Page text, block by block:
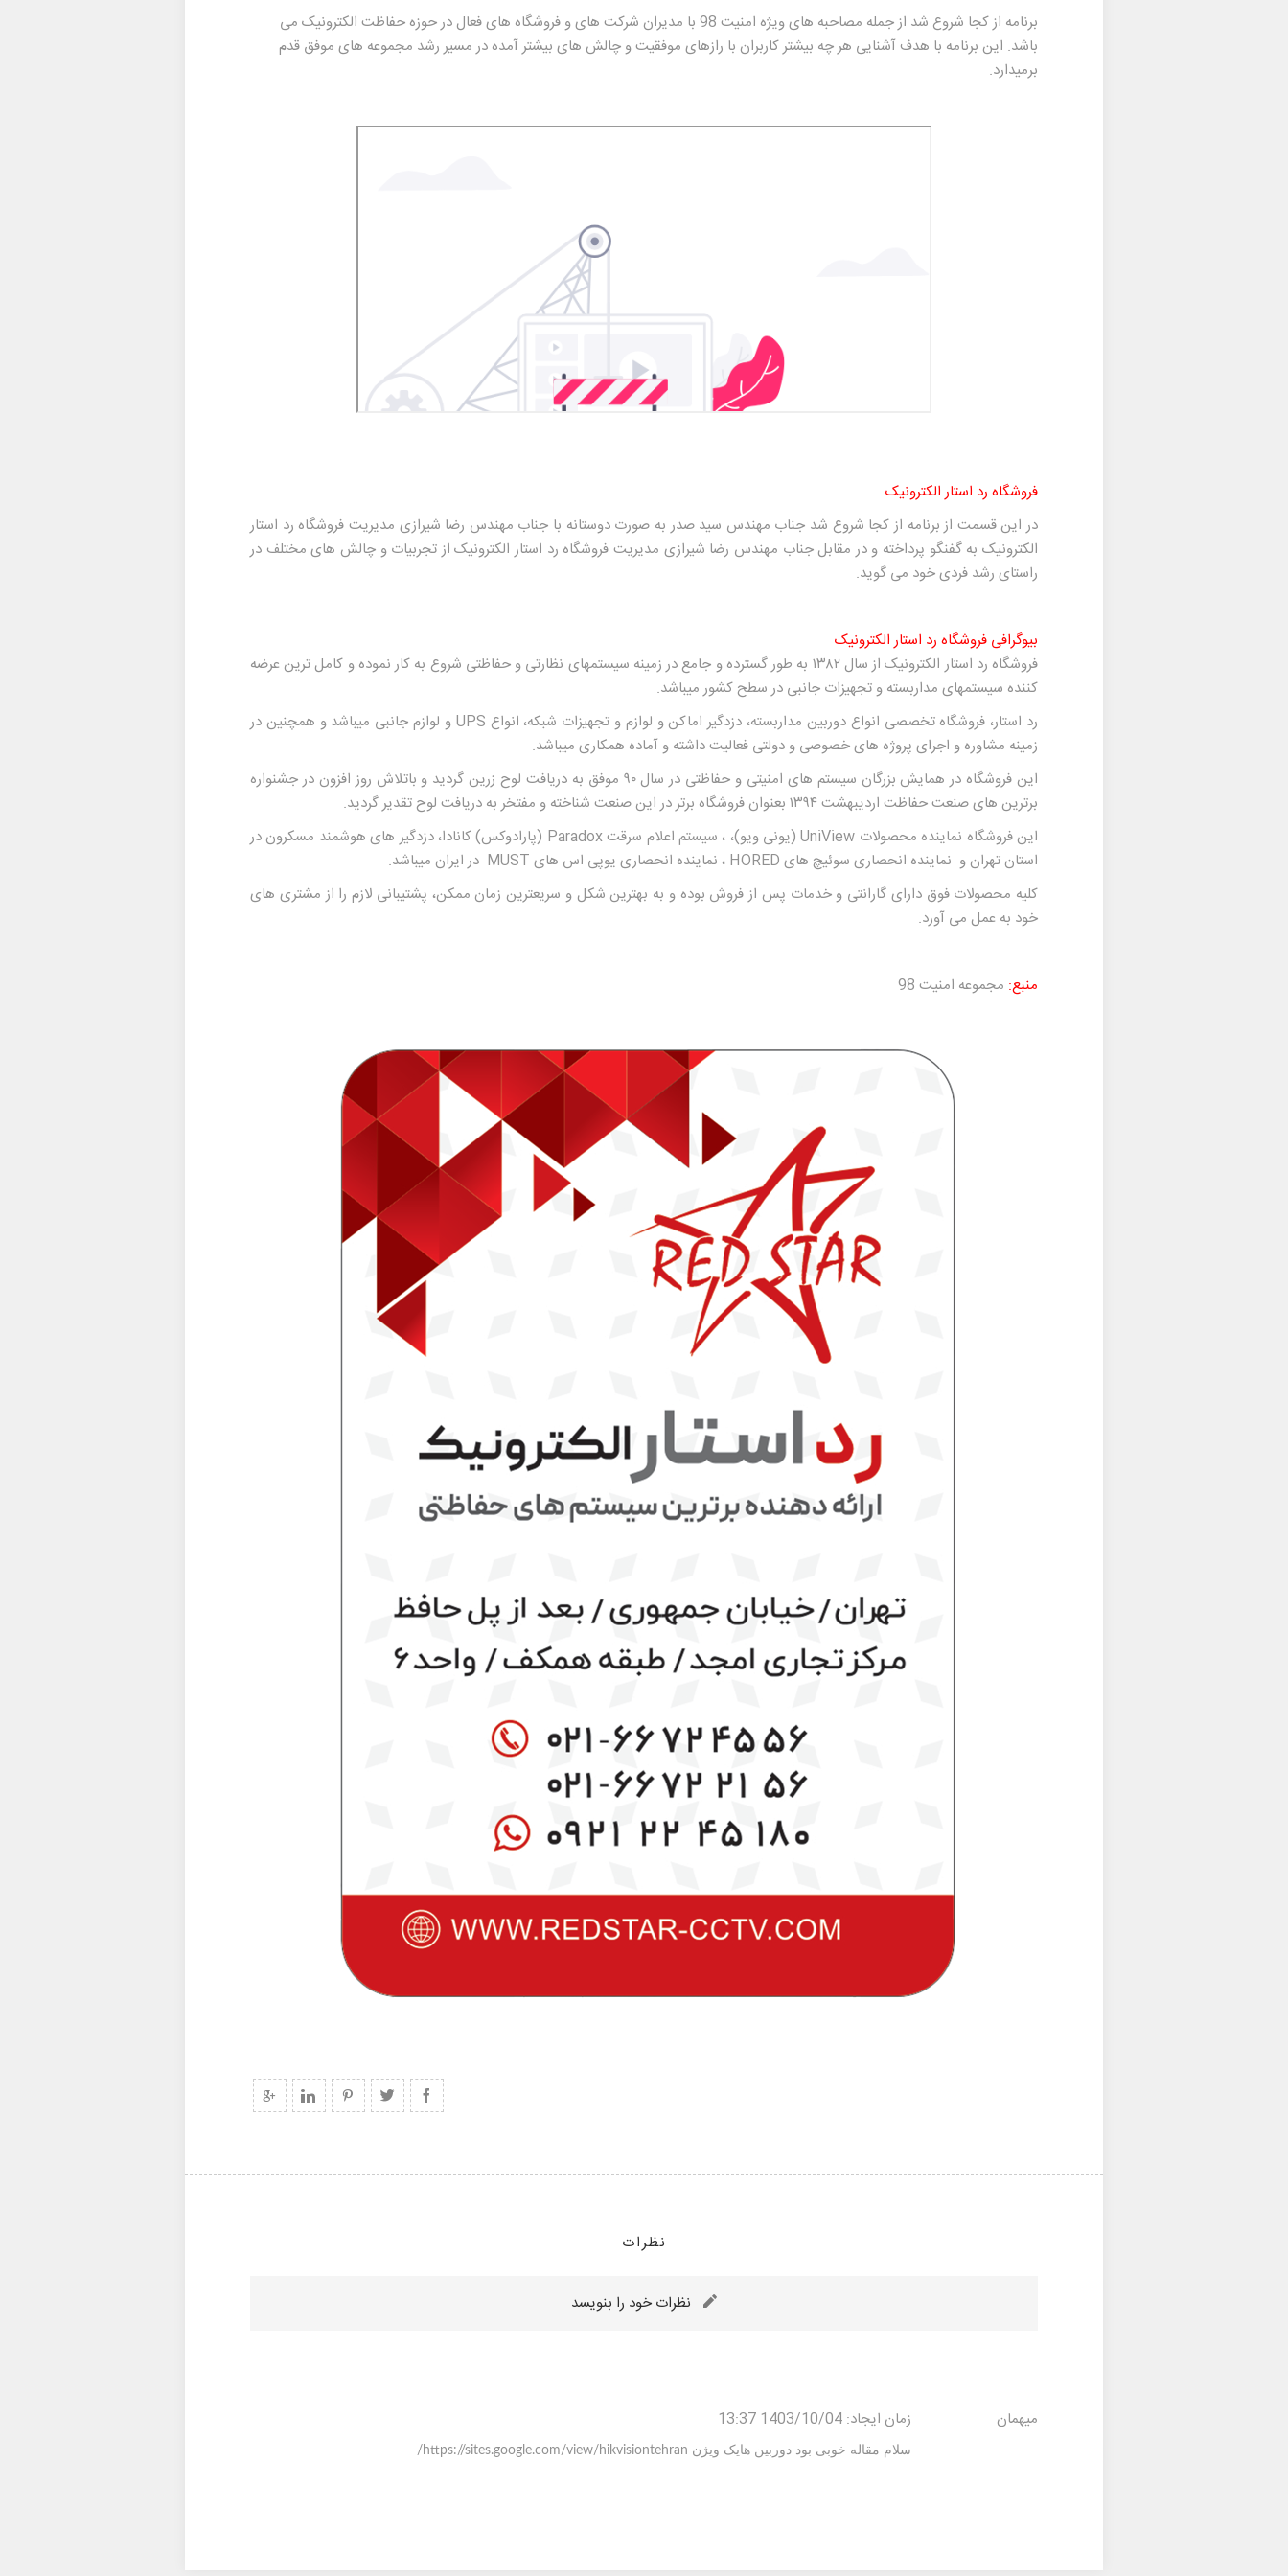
برنامه از کجا شروع شد از جمله مصاحبه های ویژه امنیت 98 با مدیران شرکت های و فروشگاه های فعال در حوزه حفاظت الکترونیک می
باشد. این برنامه با هدف آشنایی هر چه بیشتر کاربران با رازهای موفقیت و چالش های بیشتر آمده در مسیر رشد مجموعه های موفق قدم
برمیدارد.
فروشگاه رد استار الکترونیک
در این قسمت از برنامه از کجا شروع شد جناب مهندس سید صدر به صورت دوستانه با جناب مهندس رضا شیرازی مدیریت فروشگاه رد استار
الکترونیک به گفنگو پرداخته و در مقابل جناب مهندس رضا شیرازی مدیریت فروشگاه رد استار الکترونیک از تجربیات و چالش های مختلف در
راستای رشد فردی خود می گوید.
بیوگرافی فروشگاه رد استار الکترونیک
فروشگاه رد استار الکترونیک از سال ۱۳۸۲ به طور گسترده و جامع در زمینه سیستمهای نظارتی و حفاظتی شروع به کار نموده و کامل ترین عرضه
کننده سیستمهای مداربسته و تجهیزات جانبی در سطح کشور میباشد.
رد استار، فروشگاه تخصصی انواع دوربین مداربسته، دزدگیر اماکن و لوازم و تجهیزات شبکه، انواع UPS و لوازم جانبی میباشد و همچنین در
زمینه مشاوره و اجرای پروژه های خصوصی و دولتی فعالیت داشته و آماده همکاری میباشد.
این فروشگاه در همایش بزرگان سیستم های امنیتی و حفاظتی در سال ۹۰ موفق به دریافت لوح زرین گردید و باتلاش روز افزون در جشنواره
برترین های صنعت حفاظت اردیبهشت ۱۳۹۴ بعنوان فروشگاه برتر در این صنعت شناخته و مفتخر به دریافت لوح تقدیر گردید.
این فروشگاه نماینده محصولات UniView(یونی ویو)، ، سیستم اعلام سرقتParadox (پارادوکس) کانادا،دزدگیر های هوشمند مسکرون در
استان تهران و نماینده انحصاری سوئیچ های HORED ، نماینده انحصاری یوپی اس های MUST در ایران میباشد.
کلیه محصولات فوق دارای گارانتی و خدمات پس از فروش بوده و به بهترین شکل و سریعترین زمان ممکن، پشتیبانی لازم را از مشتری های
خود به عمل می آورد.
منبع: مجموعه امنیت 98
نظرات
نظرات خود را بنویسد
میهمان زمان ایجاد: 1403/10/04 13:37
سلام مقاله خوبی بود دوربین هایک ویژن https://sites.google.com/view/hikvisiontehran/